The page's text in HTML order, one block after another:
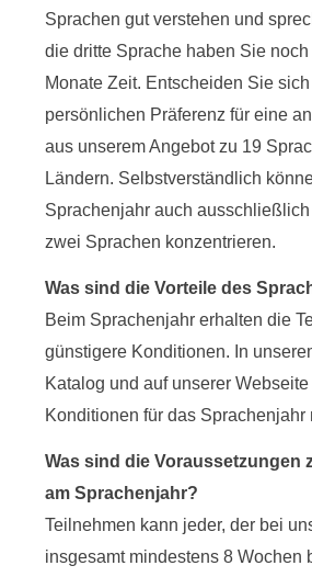
Sprachen gut verstehen und
die dritte Sprache haben Sie
Monate Zeit. Entscheiden Sie
persönlichen Präferenz für eine
aus unserem Angebot zu 19
Ländern. Selbstverständlich
Sprachenjahr auch
zwei Sprachen konzentrieren.
Was sind die Vorteile des
Beim Sprachenjahr erhalten die
günstigere Konditionen. In
Katalog und auf unserer
Konditionen für das Sprachenjahr
Was sind die Voraussetzungen
am Sprachenjahr?
Teilnehmen kann jeder, der bei
insgesamt mindestens 8 Wochen